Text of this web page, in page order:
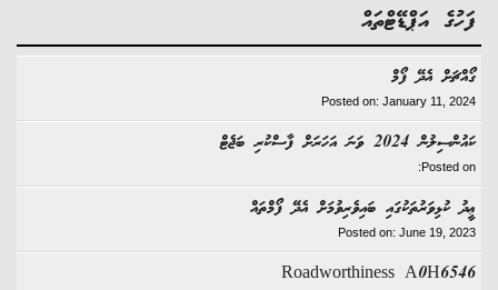
އަޕްޑޭޓްތައް
އެދޭ ފޯމް
Posted on: January 11,
ވަނަ އަހަރަށް ފާސްކުރި ބަޖެޓް
ބައިވެރިވުމަށް އެދޭ ފޯމްތައް
Posted on: June 19,
Roadworthiness